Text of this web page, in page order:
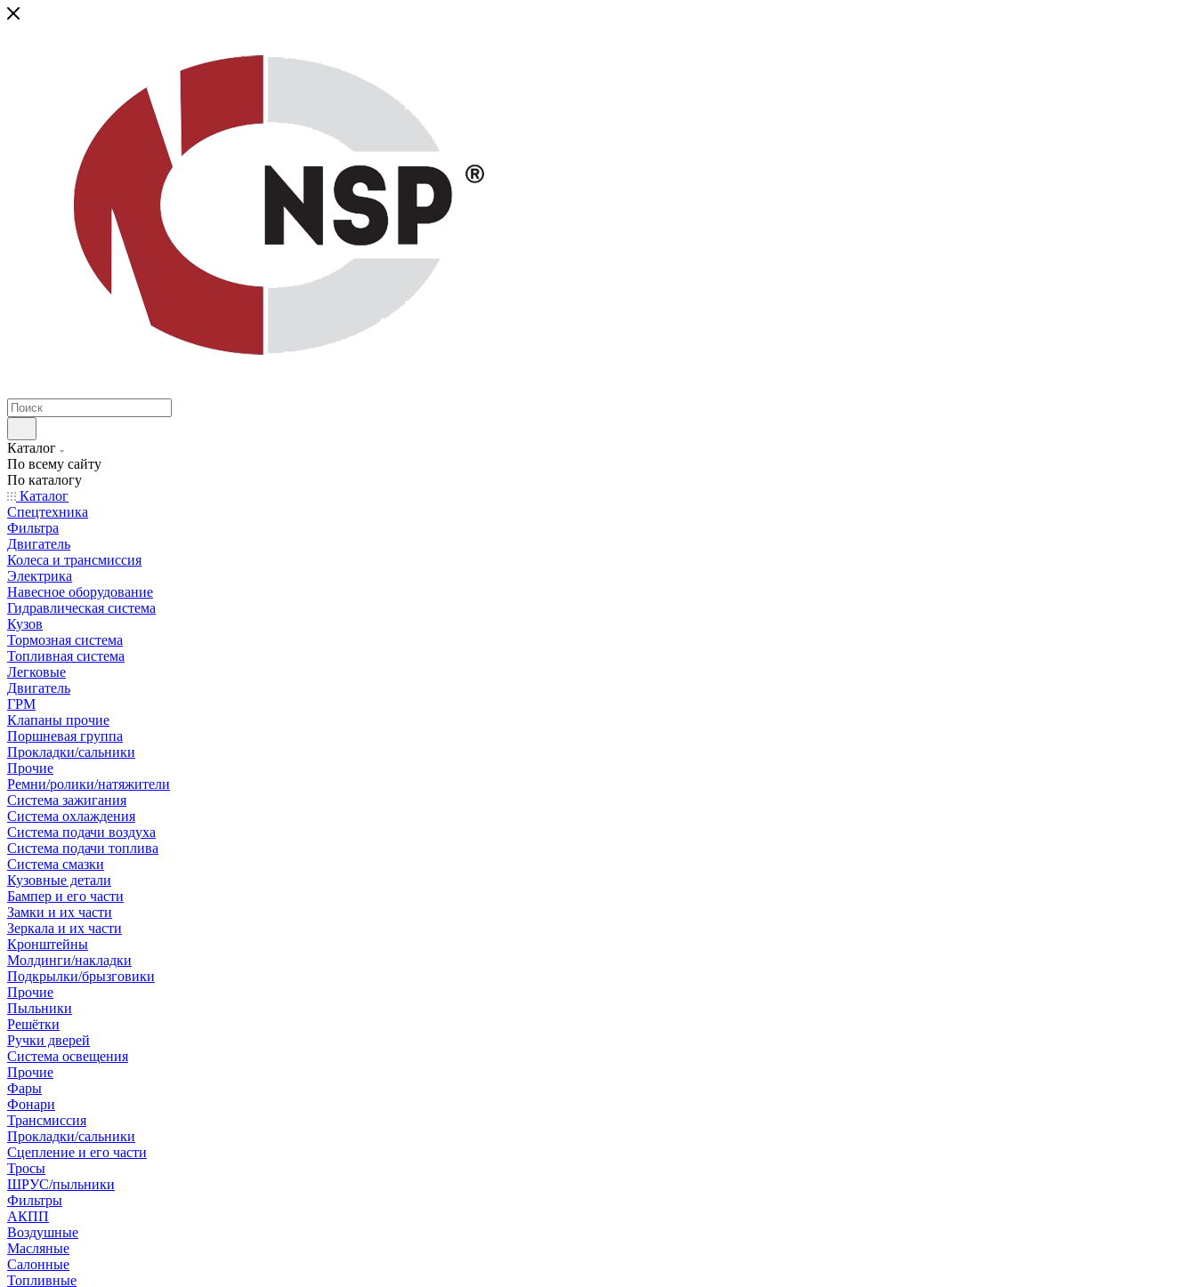
Каталог
По всему сайту
По каталогу
Каталог
Спецтехника
Фильтра
Двигатель
Колеса и трансмиссия
Электрика
Навесное оборудование
Гидравлическая система
Кузов
Тормозная система
Топливная система
Легковые
Двигатель
ГРМ
Клапаны прочие
Поршневая группа
Прокладки/сальники
Прочие
Ремни/ролики/натяжители
Система зажигания
Система охлаждения
Система подачи воздуха
Система подачи топлива
Система смазки
Кузовные детали
Бампер и его части
Замки и их части
Зеркала и их части
Кронштейны
Молдинги/накладки
Подкрылки/брызговики
Прочие
Пыльники
Решётки
Ручки дверей
Система освещения
Прочие
Фары
Фонари
Трансмиссия
Прокладки/сальники
Сцепление и его части
Тросы
ШРУС/пыльники
Фильтры
АКПП
Воздушные
Масляные
Салонные
Топливные